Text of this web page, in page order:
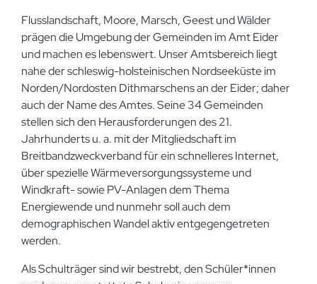
Flusslandschaft, Moore, Marsch, Geest und Wälder
prägen die Umgebung der Gemeinden im Amt Eider
und machen es lebenswert. Unser Amtsbereich liegt
nahe der schleswig-holsteinischen Nordseeküste im
Norden/Nordosten Dithmarschens an der Eider; daher
auch der Name des Amtes. Seine 34 Gemeinden
stellen sich den Herausforderungen des 21.
Jahrhunderts u. a. mit der Mitgliedschaft im
Breitbandzweckverband für ein schnelleres Internet,
über spezielle Wärmeversorgungssysteme und
Windkraft- sowie PV-Anlagen dem Thema
Energiewende und nunmehr soll auch dem
demographischen Wandel aktiv entgegengetreten
werden.
Als Schulträger sind wir bestrebt, den Schüler*innen